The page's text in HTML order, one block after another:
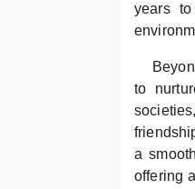
years
to
a
offering